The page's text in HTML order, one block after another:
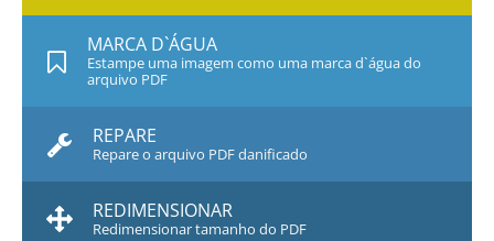
MARCA D`ÁGUA
Estampe uma imagem como uma marca d`água do
arquivo PDF
REPARE
Repare o arquivo PDF danificado
REDIMENSIONAR
Redimensionar tamanho do PDF